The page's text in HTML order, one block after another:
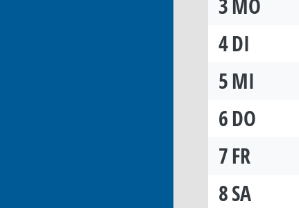
3 MO
4DI
5MI
6DO
7FR
8SA